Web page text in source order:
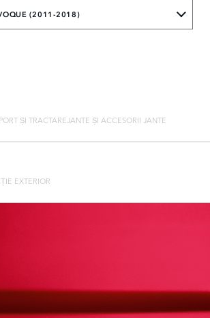
(2011-2018)
ȘI TRACTAREJANTE ȘI ACCESORII JANTE
EXTERIOR